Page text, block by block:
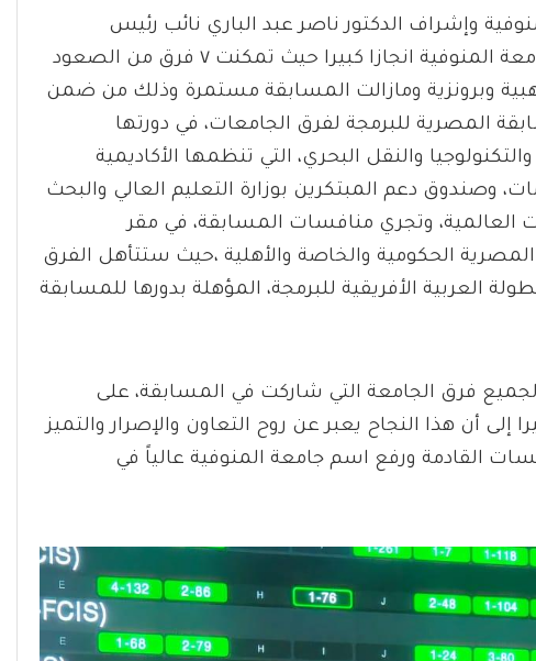
وإشراف الدكتور ناصر عبد الباري نائب رئيس
الجامعة لشئون التعليم والطلاب حققت فرق جامعة المنوفية انجازا كبيرا حيث تمكنت ٧ فرق من الصعود
وبرونزية ومازالت المسابقة مستمرة وذلك من ضمن
المصرية للبرمجة لفرق الجامعات، في دورتها
والنقل البحري، التي تنظمها الأكاديمية
وصندوق دعم المبتكرين بوزارة التعليم العالي والبحث
العالمية، وتجري منافسات المسابقة، في مقر
المصرية الحكومية والخاصة والأهلية ،حيث ستتأهل الفرق
العربية الأفريقية للبرمجة، المؤهلة بدورها للمسابقة
لجميع فرق الجامعة التي شاركت في المسابقة، على
أن هذا النجاح يعبر عن روح التعاون والإصرار والتميز
القادمة ورفع اسم جامعة المنوفية عالياً في